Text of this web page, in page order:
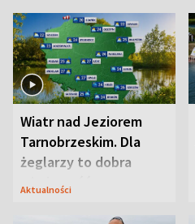
Wiatr nad Jeziorem
Tarnobrzeskim. Dla
żeglarzy to dobra
wiadomość
Aktualności